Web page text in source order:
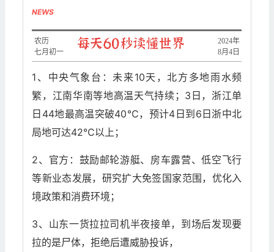
NEWS
2024年
8月4日
农历
七月初一
1、中央气象台：未来10天，北方多地雨水频
繁，江南华南等地高温天气持续；3日，浙江单
日44地最高温突破40℃，预计4日到6日浙中北
局地可达42℃以上；
2、官方：鼓励邮轮游艇、房车露营、低空飞行
等新业态发展，研究扩大免签国家范围，优化入
境政策和消费环境；
3、山东一货拉拉司机半夜接单，到场后发现要
拉的是尸体，拒绝后遭威胁投诉，